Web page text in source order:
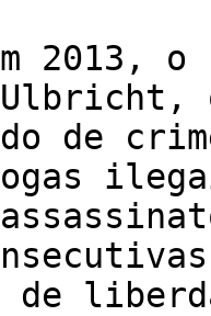
2013, o
Ulbricht,
de
de